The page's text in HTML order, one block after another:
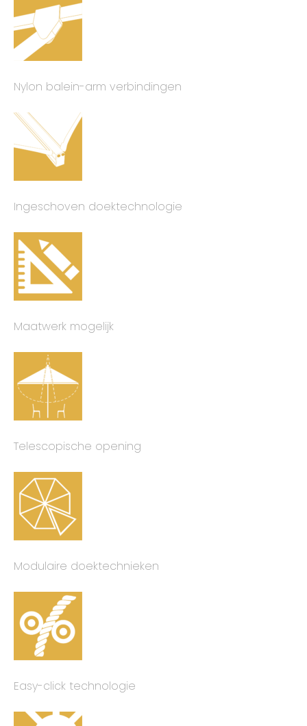
Nylon balein-arm verbindingen
Ingeschoven doektechnologie
Maatwerk mogelijk
Telescopische opening
Modulaire doektechnieken
Easy-click technologie